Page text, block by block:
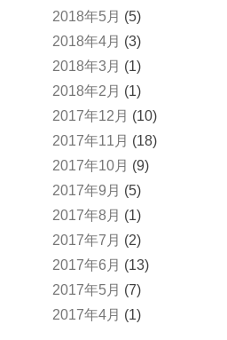
2018年5月 (5)
2018年4月 (3)
2018年3月 (1)
2018年2月 (1)
2017年12月 (10)
2017年11月 (18)
2017年10月 (9)
2017年9月 (5)
2017年8月 (1)
2017年7月 (2)
2017年6月 (13)
2017年5月 (7)
2017年4月 (1)